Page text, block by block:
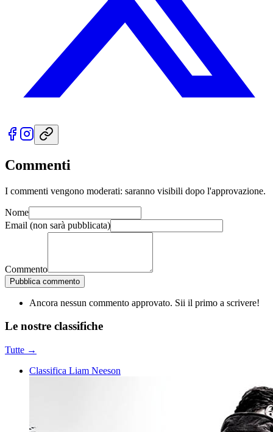
Commenti
I commenti vengono moderati: saranno visibili dopo l'approvazione.
Nome
Email (non sarà pubblicata)
Commento
Pubblica commento
Ancora nessun commento approvato. Sii il primo a scrivere!
Le nostre classifiche
Tutte →
Classifica Liam Neeson